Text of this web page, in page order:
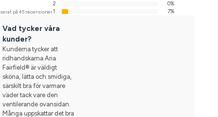
på 45 recensioner
2
0%
1
7%
Vad tycker våra
kunder?
Kunderna tycker att
ridhandskarna Aria
Fairfield® är väldigt
sköna, lätta och smidiga,
särskilt bra för varmare
väder tack vare den
ventilerande ovansidan.
Många uppskattar det bra